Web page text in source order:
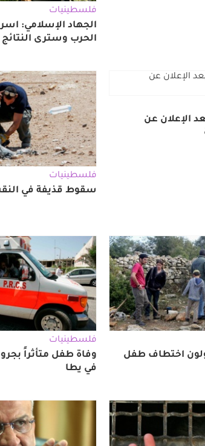
فلسطينيات
الجهاد الإسلامي:
الحرب وسترى النتائج
الإعلان عن
فلسطينيات
سقوط قذيفة في
اختطاف طفل
فلسطينيات
وفاة طفل متأثراً
في يطا